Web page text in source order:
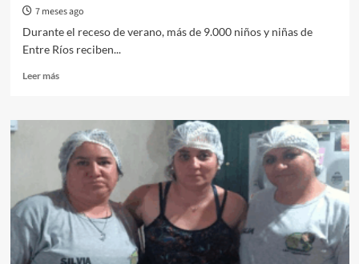
7 meses ago
Durante el receso de verano, más de 9.000 niños y niñas de
Entre Ríos reciben...
Leer másRead
“Más
de
9.000
niños
reciben
alimentación
en
comedores
escolares
durante